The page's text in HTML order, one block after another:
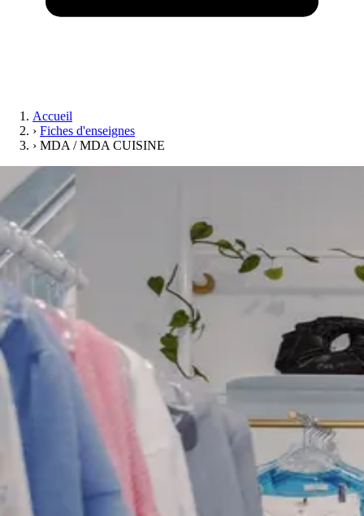
Accueil
› Fiches d'enseignes
› MDA / MDA CUISINE